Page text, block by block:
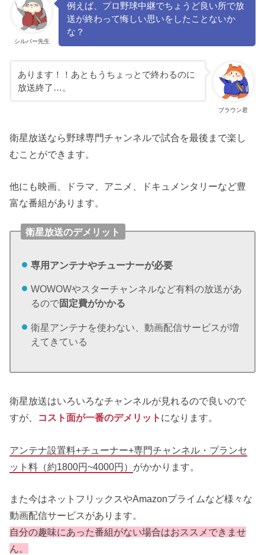
シルバー先生
例えば、プロ野球中継でちょうど良い所で放
送が終わって悔しい思いをしたことないか
な？
ブラウン君
あります！！あともうちょっとで終わるのに
放送終了…。
衛星放送なら野球専門チャンネルで試合を最後まで楽し
むことができます。
他にも映画、ドラマ、アニメ、ドキュメンタリーなど豊
富な番組があります。
衛星放送のデメリット
専用アンテナやチューナーが必要
WOWOWやスターチャンネルなど有料の放送があ
るので固定費がかかる
衛星アンテナを使わない、動画配信サービスが増
えてきている
衛星放送はいろいろなチャンネルが見れるので良いので
すが、 コスト面が一番のデメリット になります。
アンテナ設置料+チューナー+専門チャンネル・プランセ
ット料（約1800円~4000円） がかかります。
また今はネットフリックスやAmazonプライムなど様々な
動画配信サービスがあります。
自分の趣味にあった番組がない場合はおススメできませ
ん。